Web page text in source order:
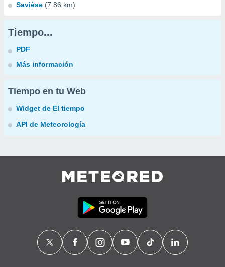
Savièse (7.86 km)
Tiempo...
PDF
Más información
Tiempo en tu Web
Widget de El tiempo
API de Meteorología